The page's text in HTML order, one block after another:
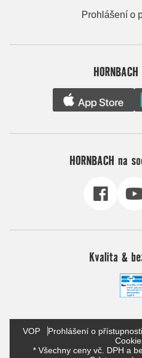
Prohlášení o
HORNBACH na
Kvalita &
VOP Prohlášení o přístupnosti
* Všechny ceny vč. DPH a